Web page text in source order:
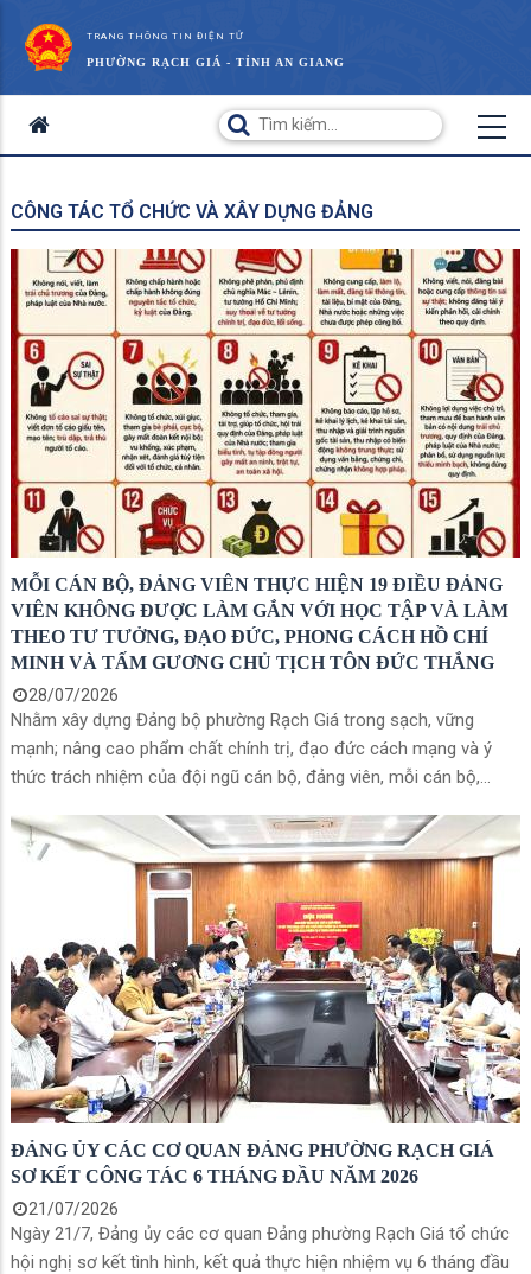
TRANG THÔNG TIN ĐIỆN TỬ
PHƯỜNG RẠCH GIÁ - TỈNH AN GIANG
CÔNG TÁC TỔ CHỨC VÀ XÂY DỰNG ĐẢNG
MỖI CÁN BỘ, ĐẢNG VIÊN THỰC HIỆN 19 ĐIỀU ĐẢNG
VIÊN KHÔNG ĐƯỢC LÀM GẮN VỚI HỌC TẬP VÀ LÀM
THEO TƯ TƯỞNG, ĐẠO ĐỨC, PHONG CÁCH HỒ CHÍ
MINH VÀ TẤM GƯƠNG CHỦ TỊCH TÔN ĐỨC THẮNG
28/07/2026
Nhằm xây dựng Đảng bộ phường Rạch Giá trong sạch, vững
mạnh; nâng cao phẩm chất chính trị, đạo đức cách mạng và ý
thức trách nhiệm của đội ngũ cán bộ, đảng viên, mỗi cán bộ,
207-QĐ/TW ngày 26/7/2026 của Ban Chấp hành Trung ương về
19 điều đảng viên không được làm.
ĐẢNG ỦY CÁC CƠ QUAN ĐẢNG PHƯỜNG RẠCH GIÁ
SƠ KẾT CÔNG TÁC 6 THÁNG ĐẦU NĂM 2026
21/07/2026
Ngày 21/7, Đảng ủy các cơ quan Đảng phường Rạch Giá tổ chức
hội nghị sơ kết tình hình, kết quả thực hiện nhiệm vụ 6 tháng đầu